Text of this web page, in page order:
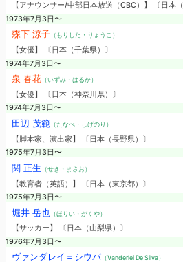
【アナウンサー/中部日本放送（CBC）】 〔日本（
1973年7月3日〜
森下 涼子（もりした・りょうこ）
【女優】 〔日本（千葉県）〕
1974年7月3日〜
泉 春花（いずみ・はるか）
【女優】 〔日本（神奈川県）〕
1974年7月3日〜
田辺 茂範 （たなべ・しげのり）
【脚本家、演出家】 〔日本（長野県）〕
1975年7月3日〜
関 正生 （せき・まさお）
【教育者（英語）】 〔日本（東京都）〕
1975年7月3日〜
堀井 岳也（ほりい・がくや）
【サッカー】 〔日本（山梨県）〕
1976年7月3日〜
ヴァンダレイ＝シウバ（Vanderlei De Silva）